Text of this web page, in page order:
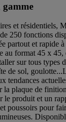
et résidentiels,
250 fonctions
partout et rapide
au format 45 x 45,
sur tous types
de sol,
tendances
la plaque de
le produit et un
poussoirs pour